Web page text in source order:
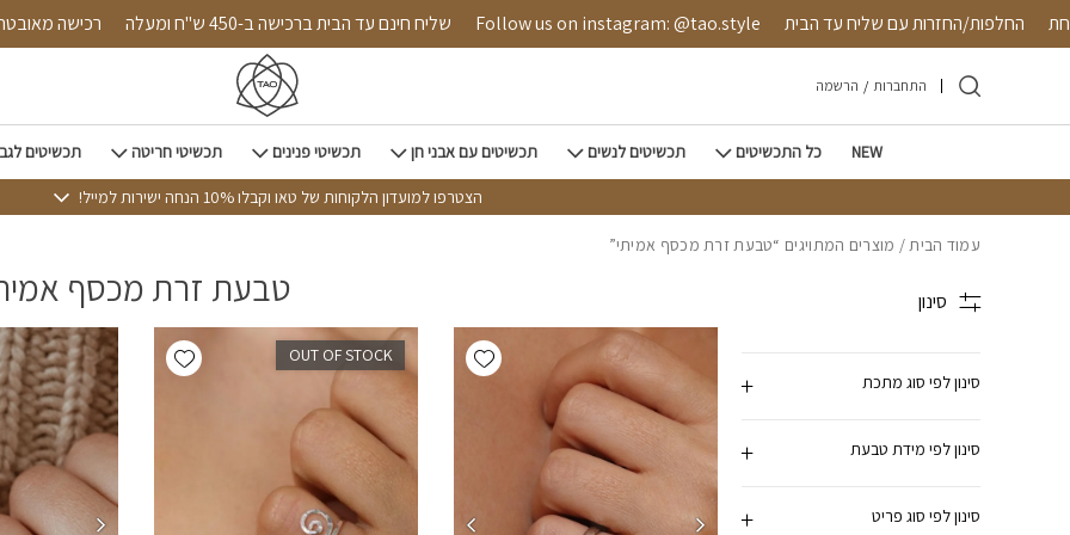
Skip to Content
מאובטחת החלפות/החזרות עם שליח עד הבית Follow us on instagram: @tao.style שליח חינם עד הבית ברכישה ב-450 ש"ח ומעלה
התחברות / הרשמה
NEW כל התכשיטים תכשיטים לנשים תכשיטים עם אבני חן תכשיטי פנינים תכשיטי חריטה תכשיטים
הצטרפו למועדון הלקוחות של טאו וקבלו 10% הנחה ישירות למייל!
עמוד הבית/ מוצרים המתויגים “טבעת זרת מכסף אמיתי”
טבעת זרת מכסף סינון
סינון לפי סוג מתכת
סינון לפי מידת טבעת
סינון לפי סוג פריט
Add wishlist
Add wishlist OUT OF STOCK
בחזרה למעלה